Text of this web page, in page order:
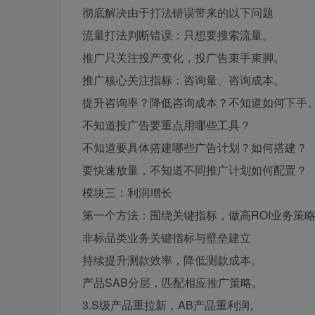
彻底解决由于打法错误带来的以下问题
流量打法判断错误：只想要搜索流量。
推广只关注投产变化，投广告束手束脚。
推广核心关注指标：咨询量、咨询成本。
提升咨询率？降低咨询成本？不知道如何下手
不知道投广告要重点用哪些工具？
不知道要具体搭建哪些广告计划？如何搭建？
要快速放量，不知道不同推广计划如何配置？
模块三：利润增长
第一个方法：围绕关键指标，做高ROI业务策略
非标品类业务关键指标与壁垒建立
持续提升测款效率，降低测款成本。
产品SAB分层，匹配相应推广策略。
3.S级产品重拉新，AB产品重利润。